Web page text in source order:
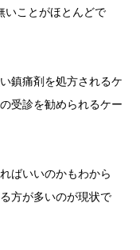
いことがほとんどで
鎮痛剤を処方されるケ
受診を勧められるケー
ばいいのかもわから
方が多いのが現状で